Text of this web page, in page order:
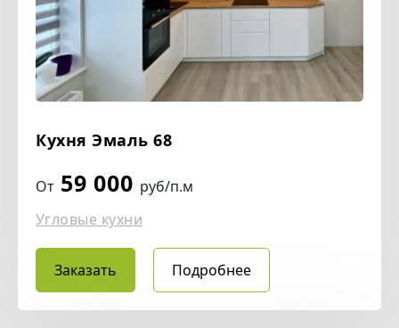
Кухня Эмаль 68
От 59 000 руб/п.м
Угловые кухни
Заказать Подробнее